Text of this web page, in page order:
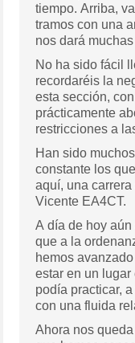
tiempo. Arriba,
tramos con una antena HEXBEAM que seguro
nos dará
No ha sido fácil
recordaréis la
esta sección,
prácticamente
restricciones a
Han sido
constante los
aquí, una
Vicente EA4CT.
A día de hoy
que a la
hemos
estar en un
podía practicar,
con una fluida
Ahora nos queda conservar